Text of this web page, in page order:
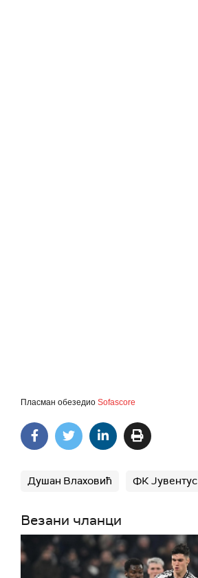
Пласман обезедио Sofascore
Душан Влаховић ФК Јувентус
Везани чланци